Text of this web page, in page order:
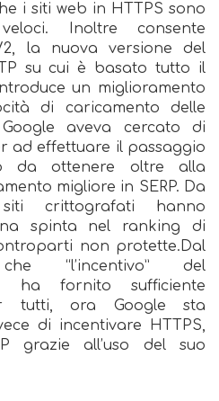
i siti web in HTTPS sono
Inoltre consente
2, la nuova versione del
su cui è basato tutto il
un miglioramento
di caricamento delle
aveva cercato di
ad effettuare il passaggio
da ottenere oltre alla
migliore in SERP. Da
crittografati hanno
spinta nel ranking di
non protette.Dal
“l’incentivo” del
ha fornito sufficiente
tutti, ora Google sta
di incentivare HTTPS,
grazie all’uso del suo